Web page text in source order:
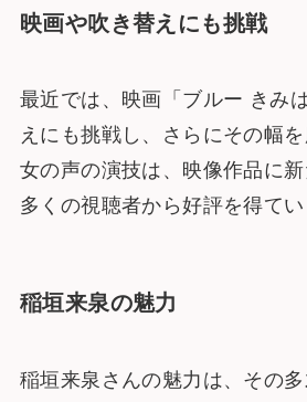
映画や吹き替えにも挑戦
最近では、映画「ブルー きみ
えにも挑戦し、さらにその幅
女の声の演技は、映像作品に新
多くの視聴者から好評を得てい
稲垣来泉の魅力
稲垣来泉さんの魅力は、その